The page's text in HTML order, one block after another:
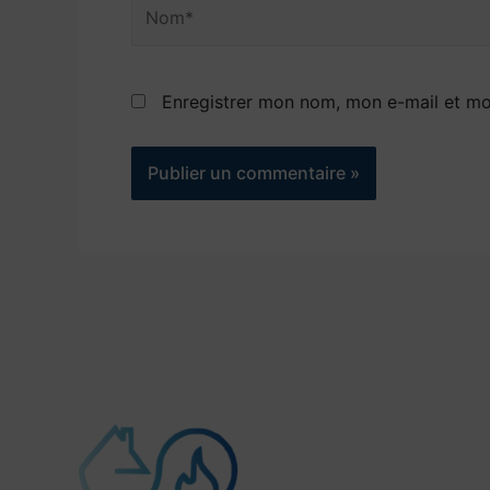
Enregistrer mon nom, mon e-mail et